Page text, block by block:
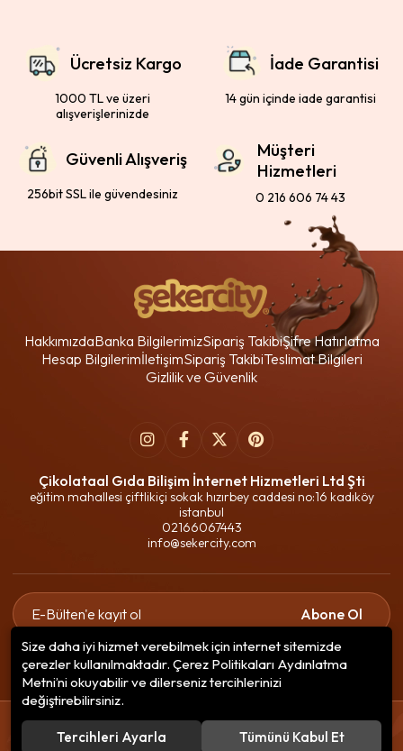
Ücretsiz Kargo
1000 TL ve üzeri
alışverişlerinizde
İade Garantisi
14 gün içinde iade garantisi
Güvenli Alışveriş
256bit SSL ile güvendesiniz
Müşteri
Hizmetleri
0 216 606 74 43
HakkımızdaBanka BilgilerimizSipariş TakibiŞifre Hatırlatma
Hesap BilgilerimİletişimSipariş TakibiTeslimat Bilgileri
Gizlilik ve Güvenlik
Çikolataal Gıda Bilişim İnternet Hizmetleri Ltd Şti
eğitim mahallesi çiftlikiçi sokak hızırbey caddesi no:16 kadıköy
istanbul
02166067443
info@sekercity.com
Abone Ol
Gizlilik politikasınıokudum ve elektronik posta almayı kabul
ediyorum.
© 2020Çikolataal Gıda Bilişim. Tüm hakları saklıdır.
Size daha iyi hizmet verebilmek için internet sitemizde
çerezler kullanılmaktadır. Çerez Politikaları Aydınlatma
Metni’ni okuyabilir ve dilerseniz tercihlerinizi
değiştirebilirsiniz.
Tercihleri Ayarla Tümünü Kabul Et